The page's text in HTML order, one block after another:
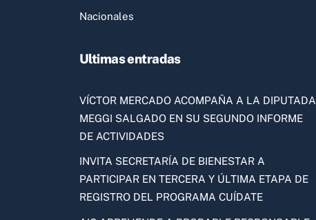
Nacionales
Ultimas entradas
VÍCTOR MERCADO ACOMPAÑA A LA DIPUTADA
MEGGI SALGADO EN SU SEGUNDO INFORME
DE ACTIVIDADES
INVITA SECRETARÍA DE BIENESTAR A
PARTICIPAR EN TERCERA Y ÚLTIMA ETAPA DE
REGISTRO DEL PROGRAMA CUÍDATE